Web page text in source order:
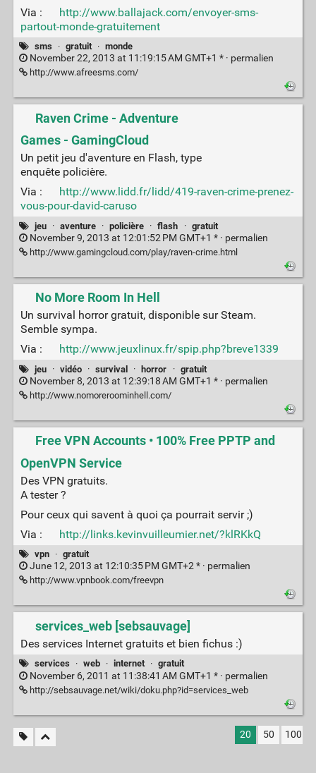
Via :
http://www.ballajack.com/envoyer-sms-
partout-monde-gratuitement
sms · gratuit · monde
November 22, 2013 at 11:19:15 AM GMT+1 * · permalien
http://www.afreesms.com/
Raven Crime - Adventure
Games - GamingCloud
Un petit jeu d'aventure en Flash, type
enquête policière.
Via :
http://www.lidd.fr/lidd/419-raven-crime-prenez-
vous-pour-david-caruso
jeu · aventure · policière · flash · gratuit
November 9, 2013 at 12:01:52 PM GMT+1 * · permalien
http://www.gamingcloud.com/play/raven-crime.html
No More Room In Hell
Un survival horror gratuit, disponible sur Steam.
Semble sympa.
Via :
http://www.jeuxlinux.fr/spip.php?breve1339
jeu · vidéo · survival · horror · gratuit
November 8, 2013 at 12:39:18 AM GMT+1 * · permalien
http://www.nomoreroominhell.com/
Free VPN Accounts • 100% Free PPTP and
OpenVPN Service
Des VPN gratuits.
A tester ?
Pour ceux qui savent à quoi ça pourrait servir ;)
Via :
http://links.kevinvuilleumier.net/?klRKkQ
vpn · gratuit
June 12, 2013 at 12:10:35 PM GMT+2 * · permalien
http://www.vpnbook.com/freevpn
services_web [sebsauvage]
Des services Internet gratuits et bien fichus :)
services · web · internet · gratuit
November 6, 2011 at 11:38:41 AM GMT+1 * · permalien
http://sebsauvage.net/wiki/doku.php?id=services_web
20 50 100